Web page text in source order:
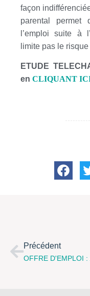
façon
parental permet
l’emploi suite à
limite pas le
ETUDE
en CLIQUANT
Précédent